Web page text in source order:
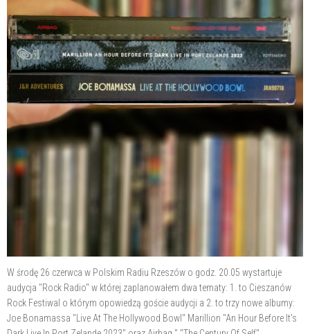
W środę 26 czerwca w Polskim Radiu Rzeszów o godz. 20.05 wystartuje
audycja "Rock Radio" w której zaplanowałem dwa tematy: 1. to Cieszanów
Rock Festiwal o którym opowiedzą goście audycji a 2. to trzy nowe albumy:
Joe Bonamassa "Live At The Hollywood Bowl" Marillion "An Hour Before It's